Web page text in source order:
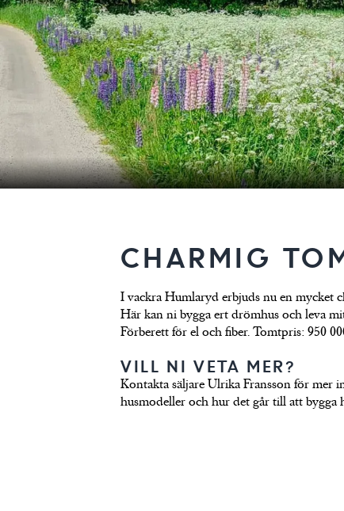
CHARMIG
I vackra Humlaryd erbjuds nu en mycket
Här kan ni bygga ert drömhus och leva
Förberett för el och fiber. Tomtpris: 950
VILL NI VETA MER?
Kontakta säljare Ulrika Fransson för mer
husmodeller och hur det går till att bygga